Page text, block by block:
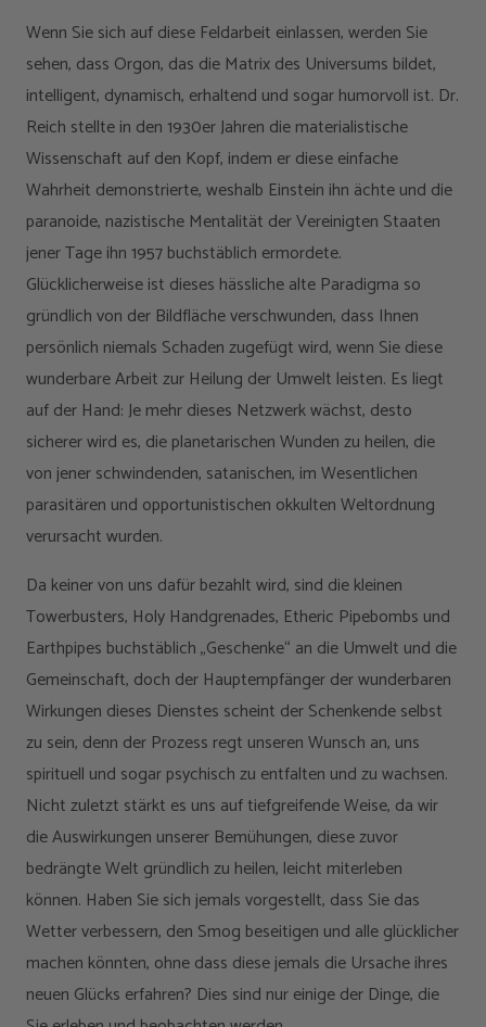
Wenn Sie sich auf diese Feldarbeit einlassen, werden Sie
sehen, dass Orgon, das die Matrix des Universums bildet,
intelligent, dynamisch, erhaltend und sogar humorvoll ist. Dr.
Reich stellte in den 1930er Jahren die materialistische
Wissenschaft auf den Kopf, indem er diese einfache
Wahrheit demonstrierte, weshalb Einstein ihn ächte und die
paranoide, nazistische Mentalität der Vereinigten Staaten
jener Tage ihn 1957 buchstäblich ermordete.
Glücklicherweise ist dieses hässliche alte Paradigma so
gründlich von der Bildfläche verschwunden, dass Ihnen
persönlich niemals Schaden zugefügt wird, wenn Sie diese
wunderbare Arbeit zur Heilung der Umwelt leisten. Es liegt
auf der Hand: Je mehr dieses Netzwerk wächst, desto
sicherer wird es, die planetarischen Wunden zu heilen, die
von jener schwindenden, satanischen, im Wesentlichen
parasitären und opportunistischen okkulten Weltordnung
verursacht wurden.
Da keiner von uns dafür bezahlt wird, sind die kleinen
Towerbusters, Holy Handgrenades, Etheric Pipebombs und
Earthpipes buchstäblich „Geschenke“ an die Umwelt und die
Gemeinschaft, doch der Hauptempfänger der wunderbaren
Wirkungen dieses Dienstes scheint der Schenkende selbst
zu sein, denn der Prozess regt unseren Wunsch an, uns
spirituell und sogar psychisch zu entfalten und zu wachsen.
Nicht zuletzt stärkt es uns auf tiefgreifende Weise, da wir
die Auswirkungen unserer Bemühungen, diese zuvor
bedrängte Welt gründlich zu heilen, leicht miterleben
können. Haben Sie sich jemals vorgestellt, dass Sie das
Wetter verbessern, den Smog beseitigen und alle glücklicher
machen könnten, ohne dass diese jemals die Ursache ihres
neuen Glücks erfahren? Dies sind nur einige der Dinge, die